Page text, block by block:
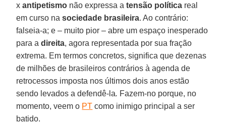
xantipetismo não expressa atensão política real
em curso nasociedade brasileira. Ao contrário:
falseia-a; e – muito pior – abre um espaço inesperado
para a direita, agora representada por sua fração
extrema. Em termos concretos, significa que dezenas
de milhões de brasileiros contrários à agenda de
retrocessos imposta nos últimos dois anos estão
sendo levados a defendê-la. Fazem-no porque, no
momento, veem o PT como inimigo principal a ser
batido.